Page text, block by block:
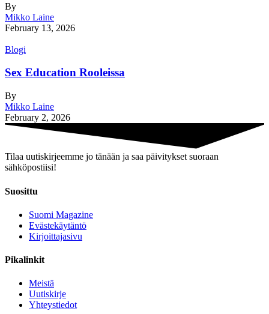
By
Mikko Laine
February 13, 2026
Blogi
Sex Education Rooleissa
By
Mikko Laine
February 2, 2026
Tilaa uutiskirjeemme jo tänään ja saa päivitykset suoraan
sähköpostiisi!
Suosittu
Suomi Magazine
Evästekäytäntö
Kirjoittajasivu
Pikalinkit
Meistä
Uutiskirje
Yhteystiedot